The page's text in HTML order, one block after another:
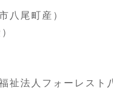
八尾町産）
祉法人フォーレスト